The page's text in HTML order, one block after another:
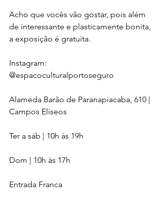
Acho que vocês vão gostar, pois além
de interessante e plasticamente bonita,
a exposição é gratuita.
Instagram:
@espacoculturalportoseguro
Alameda Barão de Paranapiacaba, 610 |
Campos Elíseos
Ter a sáb | 10h às 19h
Dom | 10h às 17h
Entrada Franca